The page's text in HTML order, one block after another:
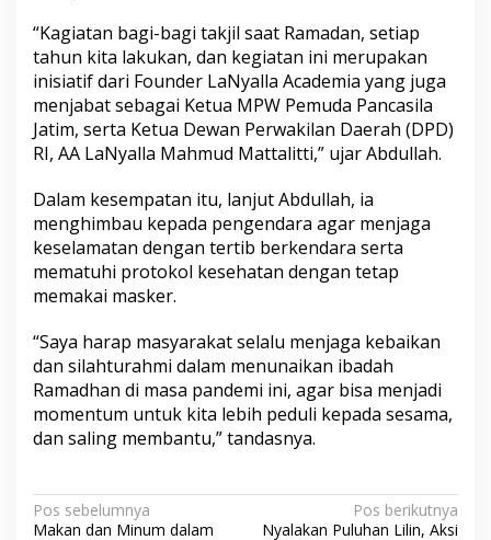
“Kagiatan bagi-bagi takjil saat Ramadan, setiap
tahun kita lakukan, dan kegiatan ini merupakan
inisiatif dari Founder LaNyalla Academia yang juga
menjabat sebagai Ketua MPW Pemuda Pancasila
Jatim, serta Ketua Dewan Perwakilan Daerah (DPD)
RI, AA LaNyalla Mahmud Mattalitti,” ujar Abdullah.
Dalam kesempatan itu, lanjut Abdullah, ia
menghimbau kepada pengendara agar menjaga
keselamatan dengan tertib berkendara serta
mematuhi protokol kesehatan dengan tetap
memakai masker.
“Saya harap masyarakat selalu menjaga kebaikan
dan silahturahmi dalam menunaikan ibadah
Ramadhan di masa pandemi ini, agar bisa menjadi
momentum untuk kita lebih peduli kepada sesama,
dan saling membantu,” tandasnya.
N
Pos sebelumnya
Makan dan Minum dalam
Pos berikutnya
Nyalakan Puluhan Lilin, Aksi